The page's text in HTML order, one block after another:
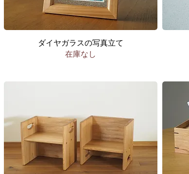
クイックビュー
ダイヤガラスの写真立て
在庫なし